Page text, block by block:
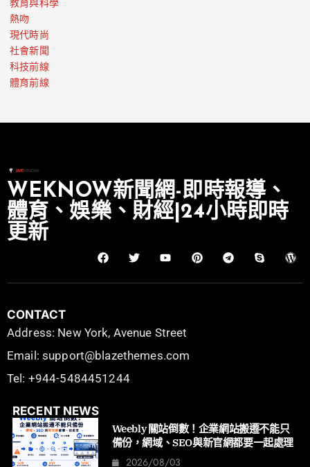
教育與科學
熱吻
現代時尚
社會新聞
科技前線
體育前線
WEKNOW新聞網-即時報導、
體育、娛樂、財經|24小時即時
更新
CONTACT
Address: New York, Avenue Street
Email: support@blazethemes.com
Tel: +944-5484451244
RECENT NEWS
Weebly 關站倒數！企業網站搬遷不能只
備份，網域、SEO與新官網都要一起處理
2026/08/03